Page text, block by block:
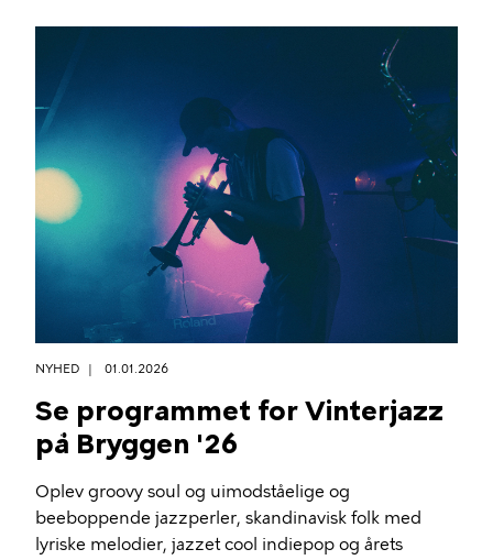
NYHED 01.01.2026
Se programmet for Vinterjazz
på Bryggen '26
Oplev groovy soul og uimodståelige og
beeboppende jazzperler, skandinavisk folk med
lyriske melodier, jazzet cool indiepop og årets